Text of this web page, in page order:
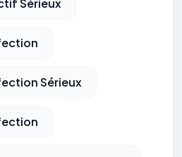
Sérieux
Sérieux